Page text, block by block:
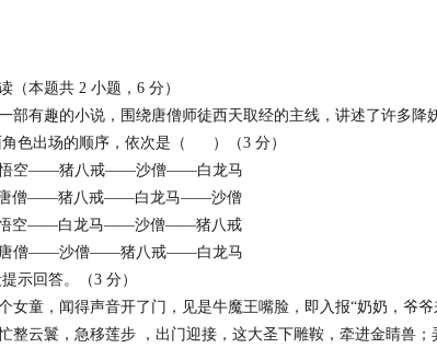
（本题共 2 小题，6 分）
部有趣的小说，围绕唐僧师徒西天取经的主线，讲述了许多降
角色出场的顺序，依次是（ ）（3 分）
空——猪八戒——沙僧——白龙马
僧——猪八戒——白龙马——沙僧
空——白龙马——沙僧——猪八戒
僧——沙僧——猪八戒——白龙马
示回答。（3 分）
女童，闻得声音开了门，见是牛魔王嘴脸，即入报“奶奶，爷爷
整云鬟，急移莲步 ，出门迎接，这大圣下雕鞍，牵进金睛兽